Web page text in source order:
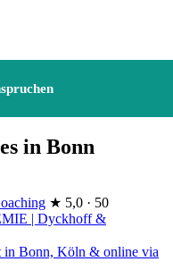
in Bonn
★ 5,0 · 50
| Dyckhoff &
in Bonn, Köln & online via